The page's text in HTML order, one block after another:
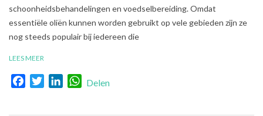
schoonheidsbehandelingen en voedselbereiding. Omdat
essentiële oliën kunnen worden gebruikt op vele gebieden zijn ze
nog steeds populair bij iedereen die
LEES MEER
FacebookTwitterLinkedInWhatsApp
Delen